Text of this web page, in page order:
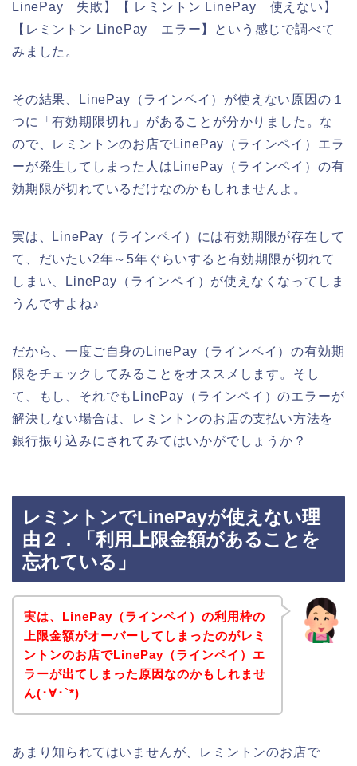
LinePay 失敗】【 レミントン LinePay 使えない】
【レミントン LinePay エラー】という感じで調べて
みました。
その結果、LinePay（ラインペイ）が使えない原因の１
つに「有効期限切れ」があることが分かりました。な
ので、レミントンのお店でLinePay（ラインペイ）エラ
ーが発生してしまった人はLinePay（ラインペイ）の有
効期限が切れているだけなのかもしれませんよ。
実は、LinePay（ラインペイ）には有効期限が存在して
て、だいたい2年～5年ぐらいすると有効期限が切れて
しまい、LinePay（ラインペイ）が使えなくなってしま
うんですよね♪
だから、一度ご自身のLinePay（ラインペイ）の有効期
限をチェックしてみることをオススメします。そし
て、もし、それでもLinePay（ラインペイ）のエラーが
解決しない場合は、レミントンのお店の支払い方法を
銀行振り込みにされてみてはいかがでしょうか？
レミントンでLinePayが使えない理
由２．「利用上限金額があることを
忘れている」
実は、LinePay（ラインペイ）の利用枠の
上限金額がオーバーしてしまったのがレミ
ントンのお店でLinePay（ラインペイ）エ
ラーが出てしまった原因なのかもしれませ
ん(･∀･`*)
あまり知られてはいませんが、レミントンのお店で